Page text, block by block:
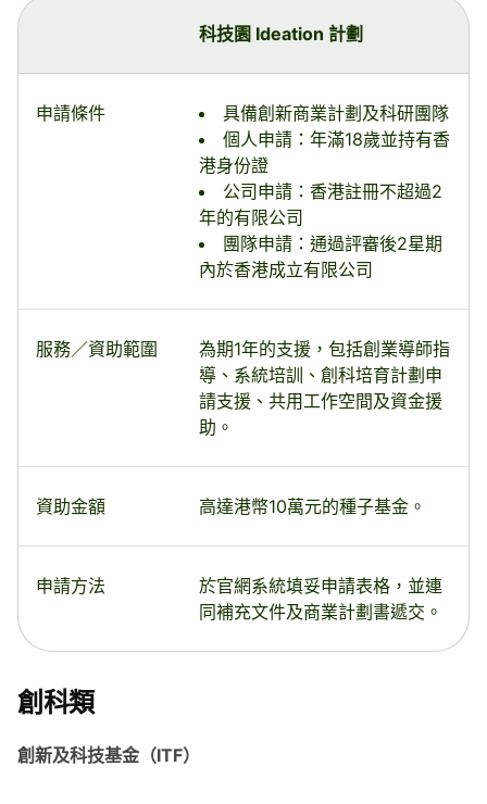
科技園 Ideation 計劃
申請條件
具備創新商業計劃及科研團隊
個人申請：年滿18歲並持有香
港身份證
公司申請：香港註冊不超過2
年的有限公司
團隊申請：通過評審後2星期
內於香港成立有限公司
服務／資助範圍
為期1年的支援，包括創業導師指
導、系統培訓、創科培育計劃申
請支援、共用工作空間及資金援
助。
資助金額 高達港幣10萬元的種子基金。
申請方法
於官網系統填妥申請表格，並連
同補充文件及商業計劃書遞交。
創科類
創新及科技基金（ITF）